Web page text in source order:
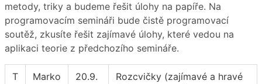
metody, triky a budeme řešit úlohy na papíře. Na
programovacím semináři bude čistě programovací
soutěž, zkusíte řešit zajímavé úlohy, které vedou na
aplikaci teorie z předchozího semináře.
T Marko 20.9.
Rozcvičky (zajímavé a hravé